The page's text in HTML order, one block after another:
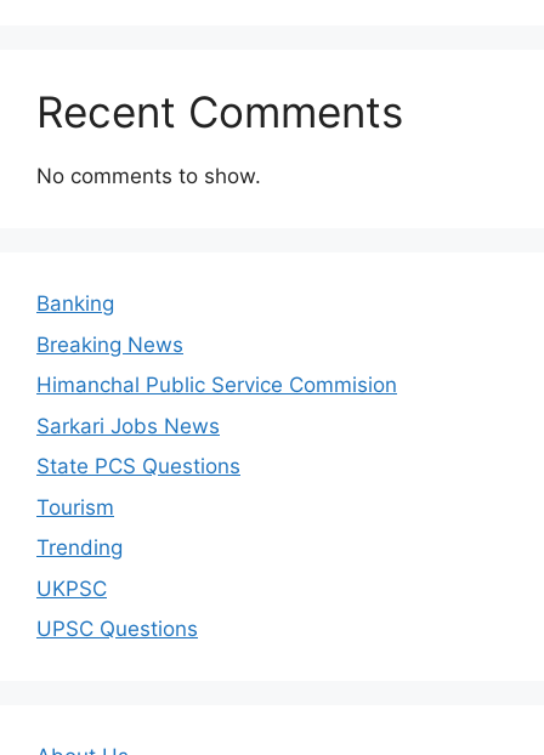
Recent Comments
No comments to show.
Banking
Breaking News
Himanchal Public Service Commision
Sarkari Jobs News
State PCS Questions
Tourism
Trending
UKPSC
UPSC Questions